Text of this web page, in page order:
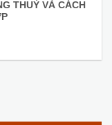
THUỶ VÀ CÁCH